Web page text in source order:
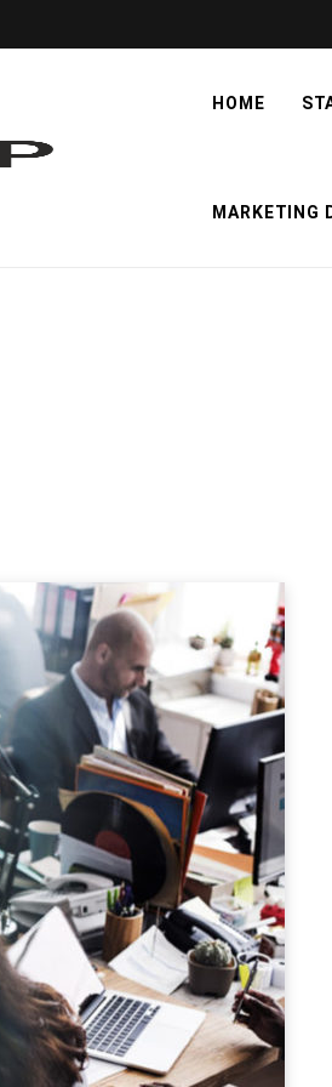
HOME
MARKETING